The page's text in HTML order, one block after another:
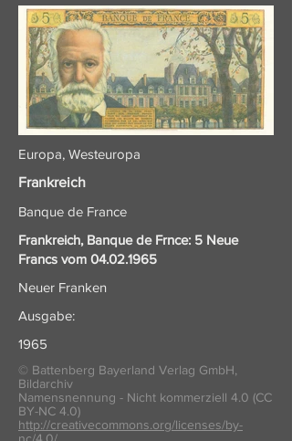
Europa, Westeuropa
Frankreich
Banque de France
Frankreich, Banque de Frnce: 5 Neue
Francs vom 04.02.1965
Neuer Franken
Ausgabe:
1965
© Battenberg Bayerland Verlag GmbH,
Bildarchiv
Namensnennung - Nicht kommerziell 4.0 (CC
BY-NC 4.0)
http://creativecommons.org/licenses/by-